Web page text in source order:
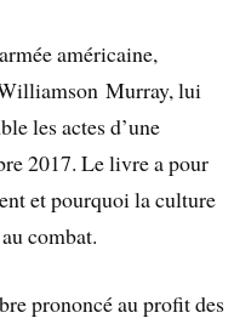
américaine,
Murray, lui
les actes d’une
2017. Le livre a pour
et pourquoi la culture
combat.
prononcé au profit des